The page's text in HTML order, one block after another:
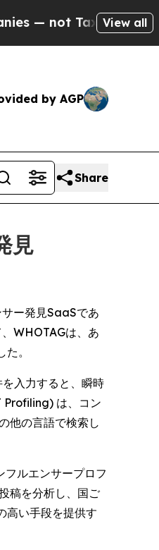
Taxpayers — theView all
by AGP
Share
見
ー発見SaaSであ
WHOTAGは、あ
。
入力すると、瞬時
Profiling) は、コン
他の言語で検索し
ルエンサープロフ
稿を分析し、国ご
高い手段を提供す